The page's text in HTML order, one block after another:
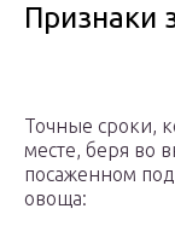
Признаки
Точные сроки,
месте, беря во
посаженном
овоща: